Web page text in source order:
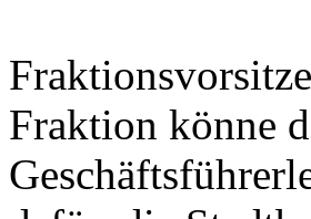
Fraktion könne